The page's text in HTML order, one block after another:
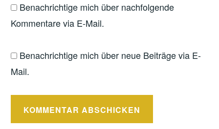
Benachrichtige mich über nachfolgende
Kommentare via E-Mail.
Benachrichtige mich über neue Beiträge via E-
Mail.